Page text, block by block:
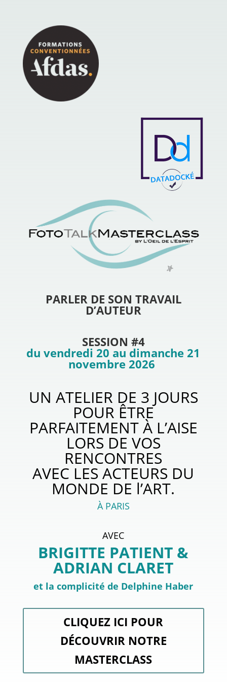
PARLER DE SON TRAVAIL
D’AUTEUR
SESSION #4
du vendredi 20 au dimanche 21
novembre 2026
UN ATELIER DE 3 JOURS
POUR ÊTRE
PARFAITEMENT À L’AISE
LORS DE VOS
RENCONTRES
AVEC LES ACTEURS DU
MONDE DE l’ART.
À PARIS
AVEC
BRIGITTE PATIENT &
ADRIAN CLARET
et la complicité de Delphine Haber
CLIQUEZ ICI POUR
DÉCOUVRIR NOTRE
MASTERCLASS